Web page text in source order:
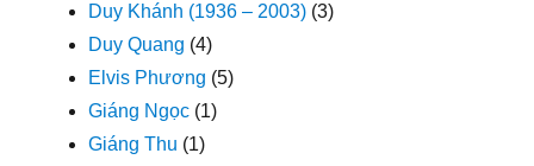
Duy Khánh (1936 – 2003) (3)
Duy Quang (4)
Elvis Phương (5)
Giáng Ngọc (1)
Giáng Thu (1)